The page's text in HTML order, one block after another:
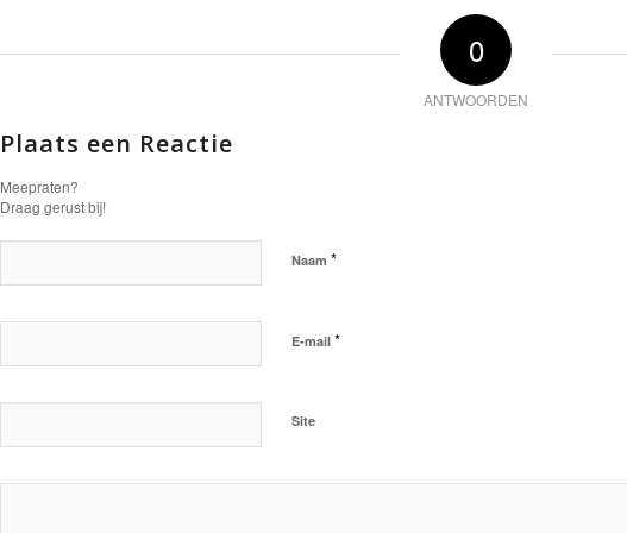
0
ANTWOORDEN
Plaats een Reactie
Meepraten?
Draag gerust bij!
Naam *
E-mail *
Site